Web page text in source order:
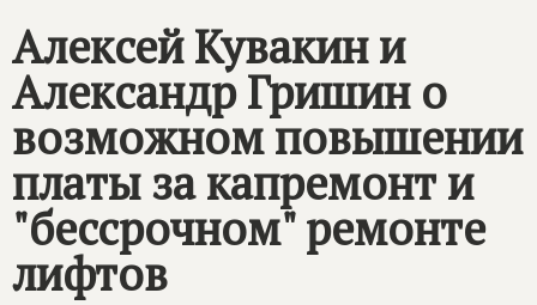
Контакты
Алексей Кувакин и
Александр Гришин о
возможном повышении
платы за капремонт и
"бессрочном" ремонте
лифтов